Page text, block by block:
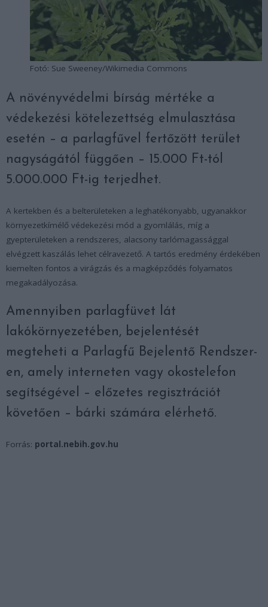
Fotó: Sue Sweeney/Wikimedia Commons
A növényvédelmi bírság mértéke a
védekezési kötelezettség elmulasztása
esetén – a parlagfűvel fertőzött terület
nagyságától függően – 15.000 Ft-tól
5.000.000 Ft-ig terjedhet.
A kertekben és a belterületeken a leghatékonyabb, ugyanakkor
környezetkímélő védekezési mód a gyomlálás, míg a
gyepterületeken a rendszeres, alacsony tarlómagassággal
elvégzett kaszálás lehet célravezető. A tartós eredmény érdekében
kiemelten fontos a virágzás és a magképződés folyamatos
megakadályozása.
Amennyiben parlagfüvet lát
lakókörnyezetében, bejelentését
megteheti a Parlagfű Bejelentő Rendszer-
en, amely interneten vagy okostelefon
segítségével – előzetes regisztrációt
követően – bárki számára elérhető.
Forrás: portal.nebih.gov.hu